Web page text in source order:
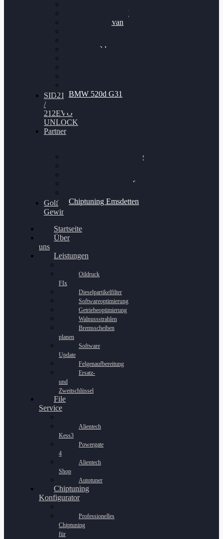
VW Passat 2.0TDI
VW T6 Multivan
BMW 120d
BMW 520d G31
SID212
/
212EVO
UNLOCK
Partner
Bilgenroth Performance
Chiptuning Schüttorf
Chiptuning Emsdetten
Golf
Gewinnspiel
Startseite
Über
uns
Leistungen
Oildruck
FIx
Dieselpartikelfilter
Softwareoptimierung
Getriebeoptimierung
Walnussstrahlen
Bremsscheiben
planen
Software
Update
Felgenaufbereitung
Ersatz-
und
Zweitschlüssel
File
Service
Alientech
Kess3
Powergate
4
Alientech
Shop
Autotuner
Chiptuning
Konfigurator
Professionelles
Chiptuning
für